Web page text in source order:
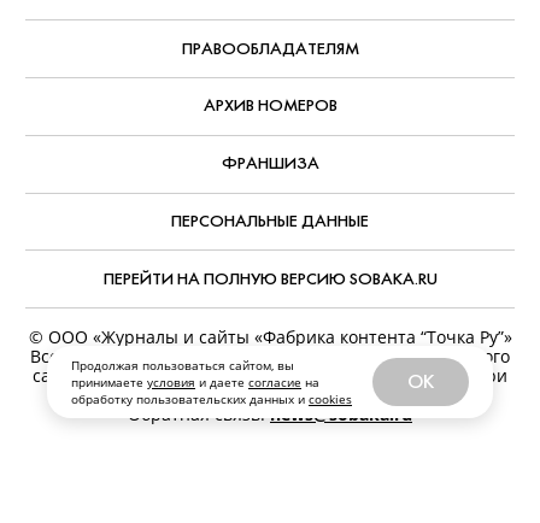
Продолжая пользоваться сайтом, вы
принимаете условия и даете согласие на
обработку пользовательских данных и cookies
OK
ПРАВООБЛАДАТЕЛЯМ
АРХИВ НОМЕРОВ
ФРАНШИЗА
ПЕРСОНАЛЬНЫЕ ДАННЫЕ
ПЕРЕЙТИ НА ПОЛНУЮ ВЕРСИЮ SOBAKA.RU
© ООО «Журналы и сайты «Фабрика контента “Точка Ру”»
Все права защищены. Перепечатка материалов данного
сайта возможна только с письменного разрешения. При
цитировании ссылка на www.sobaka.ru обязательна.
Обратная связь:news@sobaka.ru